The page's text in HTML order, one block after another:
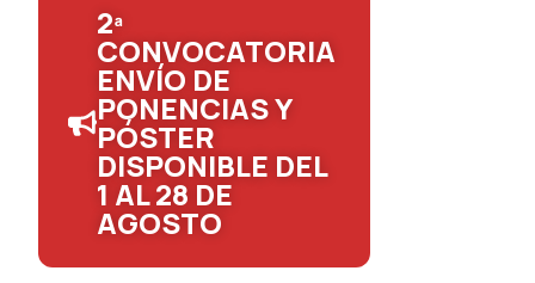
2ª
CONVOCATORIA
ENVÍO DE
PONENCIAS Y
PÓSTER
DISPONIBLE DEL
1 AL 28 DE
AGOSTO